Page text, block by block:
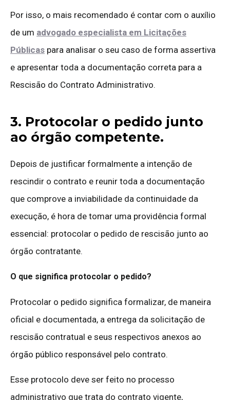
Por isso, o mais recomendado é contar com o auxílio
de um advogado especialista em Licitações
Públicas para analisar o seu caso de forma assertiva
e apresentar toda a documentação correta para a
Rescisão do Contrato Administrativo.
3. Protocolar o pedido junto
ao órgão competente.
Depois de justificar formalmente a intenção de
rescindir o contrato e reunir toda a documentação
que comprove a inviabilidade da continuidade da
execução, é hora de tomar uma providência formal
essencial: protocolar o pedido de rescisão junto ao
órgão contratante.
O que significa protocolar o pedido?
Protocolar o pedido significa formalizar, de maneira
oficial e documentada, a entrega da solicitação de
rescisão contratual e seus respectivos anexos ao
órgão público responsável pelo contrato.
Esse protocolo deve ser feito no processo
administrativo que trata do contrato vigente,